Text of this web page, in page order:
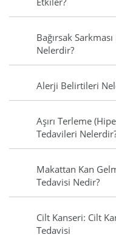
Bağırsak
Nelerdir?
Alerji Belirtileri
Aşırı Terleme
Tedavileri
Makattan Kan
Tedavisi Nedir?
Cilt Kanseri: Cilt
Tedavisi